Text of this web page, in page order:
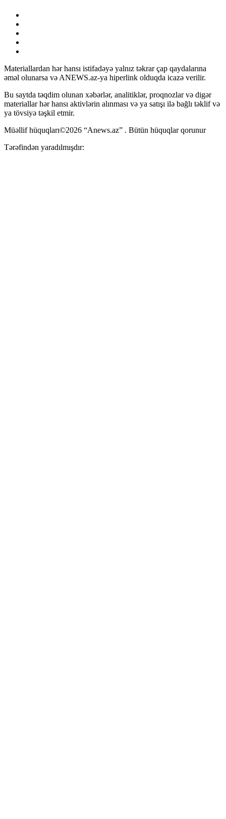
Materiallardan hər hansı istifadəyə yalnız təkrar çap qaydalarına
əməl olunarsa və ANEWS.az-ya hiperlink olduqda icazə verilir.
Bu saytda təqdim olunan xəbərlər, analitiklər, proqnozlar və digər
materiallar hər hansı aktivlərin alınması və ya satışı ilə bağlı təklif və
ya tövsiyə təşkil etmir.
Müəllif hüquqları©2026 “Anews.az” . Bütün hüquqlar qorunur
Tərəfindən yaradılmışdır: